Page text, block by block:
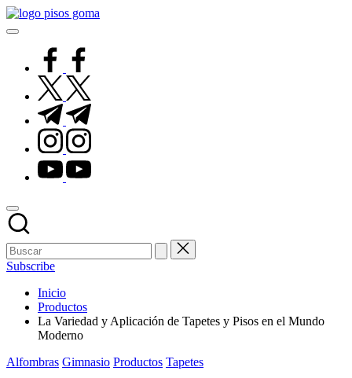
Saltar
al
facebook.com
twitter.com
t.me
instagram.com
youtube.com
Subscribe
Inicio
Productos
La Variedad y Aplicación de Tapetes y Pisos en el Mundo
Moderno
Publicado
Alfombras Gimnasio Productos Tapetes